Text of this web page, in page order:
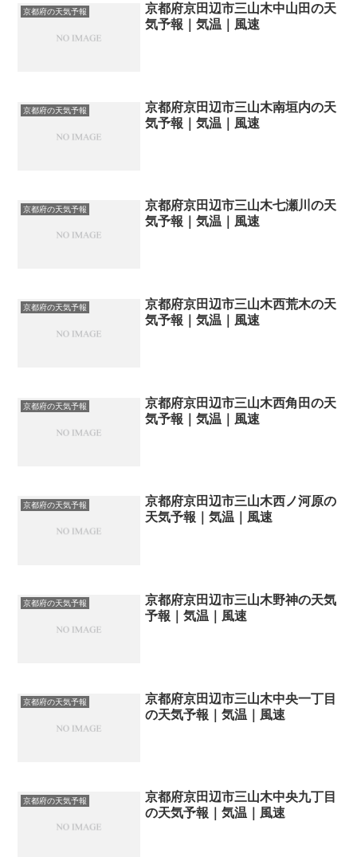
京都府の天気予報
京都府京田辺市三山木中山田の天
気予報｜気温｜風速
京都府の天気予報
京都府京田辺市三山木南垣内の天
気予報｜気温｜風速
京都府の天気予報
京都府京田辺市三山木七瀬川の天
気予報｜気温｜風速
京都府の天気予報
京都府京田辺市三山木西荒木の天
気予報｜気温｜風速
京都府の天気予報
京都府京田辺市三山木西角田の天
気予報｜気温｜風速
京都府の天気予報
京都府京田辺市三山木西ノ河原の
天気予報｜気温｜風速
京都府の天気予報
京都府京田辺市三山木野神の天気
予報｜気温｜風速
京都府の天気予報
京都府京田辺市三山木中央一丁目
の天気予報｜気温｜風速
京都府の天気予報
京都府京田辺市三山木中央九丁目
の天気予報｜気温｜風速